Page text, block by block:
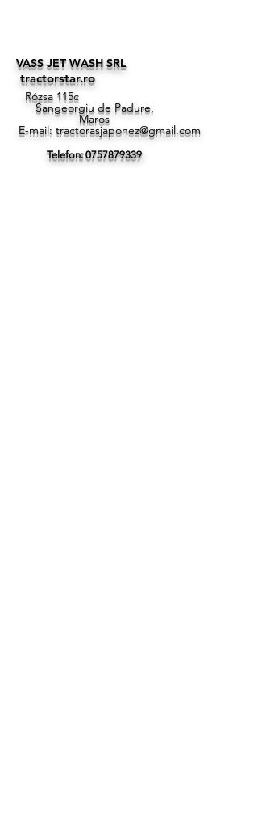
VASS JET WASH SRL
tractorstar.ro
Rózsa 115c
Sangeorgiu de Padure,
Maros
E-mail: tractorasjaponez@gmail.com
Telefon:0757879339